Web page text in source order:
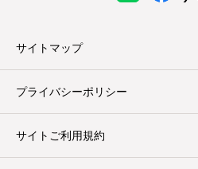
サイトマップ
プライバシーポリシー
サイトご利用規約